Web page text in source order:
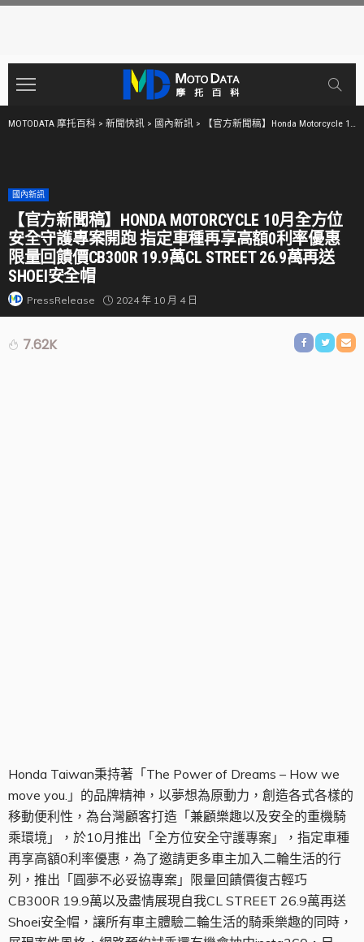
MOTODATA 摩托百科 > 新聞快訊 > 國內新訊 > 【官方新聞稿】Honda Motorcycle 10月全方位安全守護專案開跑 指定車種再享高額0利率優惠 限量回饋價CB300R 19.9萬CL STREET 26.9萬再送Shoei安全帽
國內新訊
【官方新聞稿】HONDA MOTORCYCLE 10月全方位
安全守護專案開跑 指定車種再享高額0利率優惠
限量回饋價CB300R 19.9萬CL STREET 26.9萬再送
SHOEI安全帽
PressRelease 2024 年 10 月 4 日
7.62K
Honda Taiwan秉持著「The Power of Dreams – How we
move you.」的品牌精神，以夢想為原動力，創造各式各樣的
移動便利性，為台灣顧客打造「兼顧樂趣以及安全的重機騎
乘環境」，於10月推出「全方位安全守護專案」，指定車種
再享高額0利率優惠，為了邀請更多車主加入二輪生活的行
列，推出「圓夢不必妥協專案」限量回饋價復古輕巧
CB300R 19.9萬以及盡情展現自我CL STREET 26.9萬再送
Shoei安全帽，讓所有車主體驗二輪生活的騎乘樂趣的同時，